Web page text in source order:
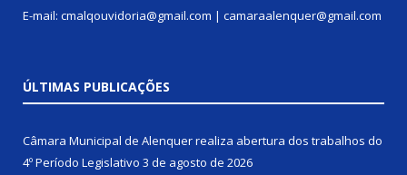
E-mail: cmalqouvidoria@gmail.com | camaraalenquer@gmail.com
ÚLTIMAS PUBLICAÇÕES
Câmara Municipal de Alenquer realiza abertura dos trabalhos do
4º Período Legislativo 3 de agosto de 2026